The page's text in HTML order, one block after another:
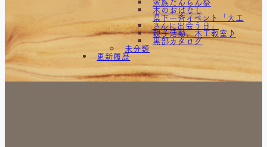
木のおはなし
県下一斉イベント「大工
さんに出会う日」
親子活動、木工教室♪
黒部カタログ
未分類
更新履歴